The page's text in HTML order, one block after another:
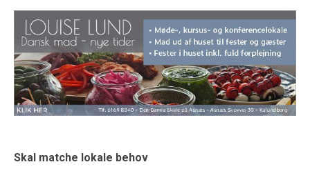
Skal matche lokale behov